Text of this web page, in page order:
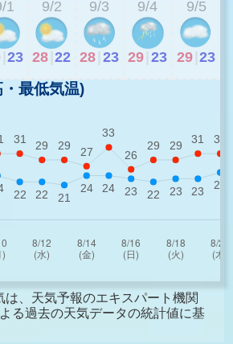
1
23
9/2
28 22
9/3
28 23
9/4
29 23
9/5
29 23
最低気温)
、天気予報のエキスパート機関
る過去の天気データの統計値に基